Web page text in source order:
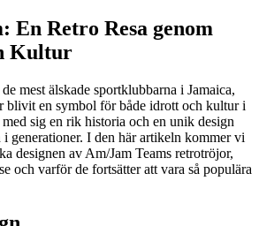
En Retro Resa genom
Kultur
mest älskade sportklubbarna i Jamaica,
blivit en symbol för både idrott och kultur i
sig en rik historia och en unik design
i generationer. I den här artikeln kommer vi
designen av Am/Jam Teams retrotröjor,
och varför de fortsätter att vara så populära